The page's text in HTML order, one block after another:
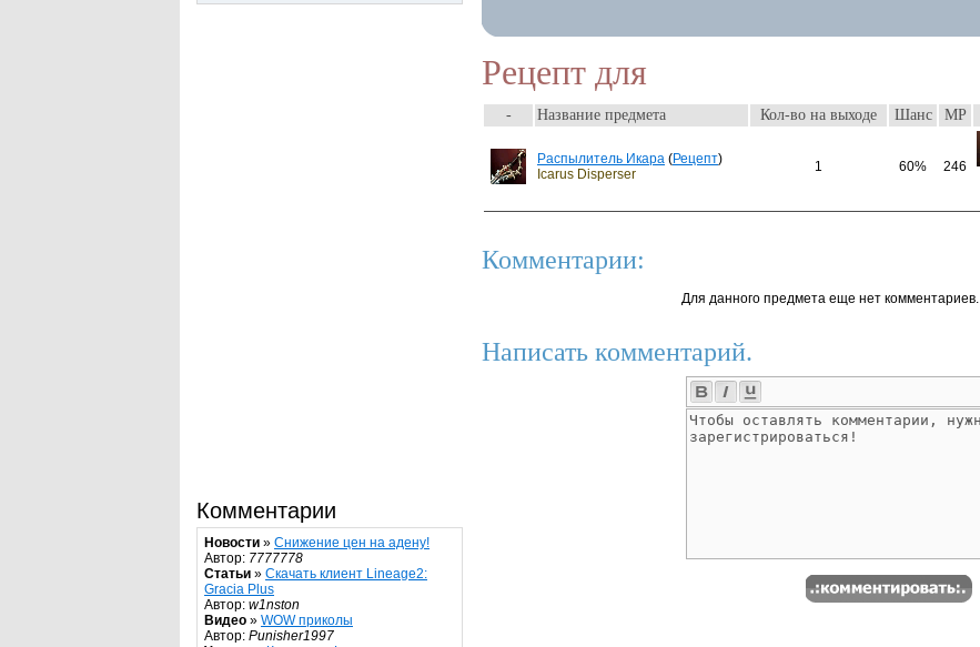
Комментарии
Новости » Снижение цен на адену!
Автор: 7777778
Статьи » Скачать клиент Lineage2:
Gracia Plus
Автор: w1nston
Видео » WOW приколы
Автор: Punisher1997
Рецепт для
- Название предмета Кол-во на выходе Шанс MP
Распылитель Икара (Рецепт)
Icarus Disperser
1 60% 246
Комментарии:
Для данного предмета еще нет комментариев.
Написать комментарий.